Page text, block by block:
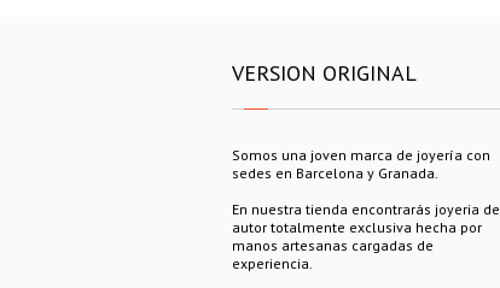
VERSION ORIGINAL
Somos una joven marca de joyería con
sedes en Barcelona y Granada.
En nuestra tienda encontrarás joyeria de
autor totalmente exclusiva hecha por
manos artesanas cargadas de
experiencia.